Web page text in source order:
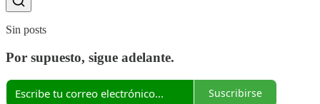
Sin posts
Por supuesto, sigue adelante.
Suscribirse